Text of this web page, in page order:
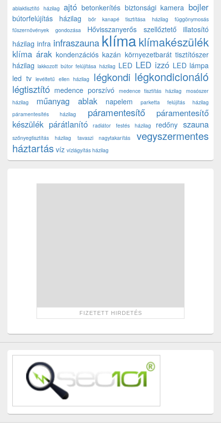
ablaktisztító házilag ajtó betonkerítés biztonsági kamera bojler
bútorfelújítás házilag bőr kanapé tisztítása házilag
függönymosás
fűszernövények gondozása
Hővisszanyerős szellőztető
illatosító
házilag infra infraszauna klímaklímakészülék
klíma árak kondenzációs kazán környezetbarát tisztítószer
házilag lakkozott bútor felújítása házilag LED LED izzó LED lámpa
led tv levéltetű ellen házilag légkondi légkondicionáló
légtisztító medence porszívó medence tisztítás házilag
mosószer
házilag
műanyag ablak napelem
parketta felújítás házilag
páramentesítés házilag
páramentesítő
páramentesítő
készülék párátlanító radiátor festés házilag redőny szauna
szőnyegtisztítás házilag tavaszi nagytakarítás
vegyszermentes
háztartás víz vízlágyítás házilag